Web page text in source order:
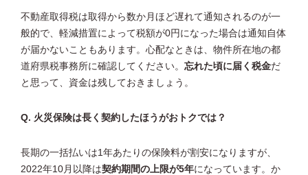
不動産取得税は取得から数か月ほど遅れて通知されるのが一
般的で、軽減措置によって税額が0円になった場合は通知自体
が届かないこともあります。心配なときは、物件所在地の都
道府県税事務所に確認してください。 忘れた頃に届く税金だ
と思って、資金は残しておきましょう。
Q. 火災保険は長く契約したほうがおトクでは？
長期の一括払いは1年あたりの保険料が割安になりますが、
2022年10月以降は契約期間の上限が5年になっています。か